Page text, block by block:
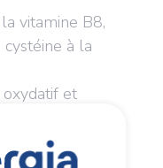
vitamine B8,
à la
et
à